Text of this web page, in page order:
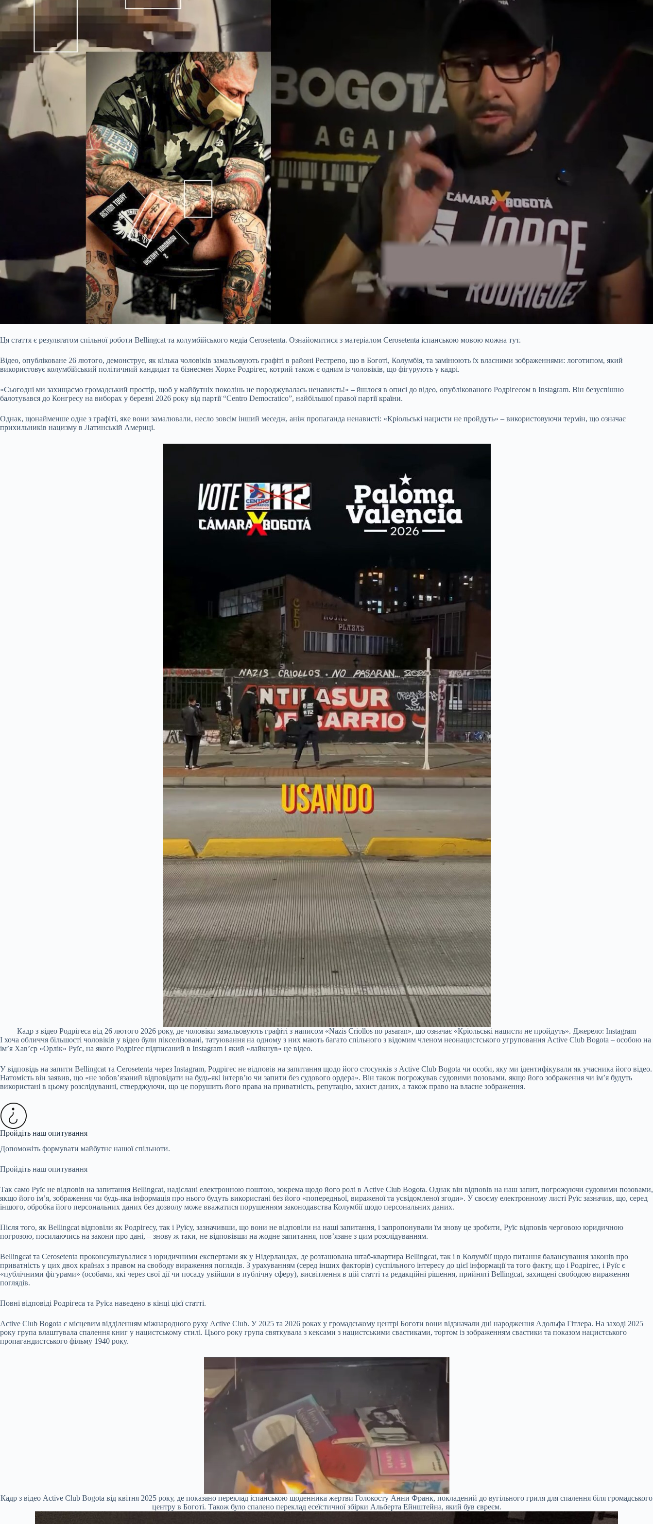
Ця стаття є результатом спільної роботи Bellingcat та колумбійського медіа Cerosetenta. Ознайомитися з матеріалом Cerosetenta іспанською мовою можна тут.
Відео, опубліковане 26 лютого, демонструє, як кілька чоловіків замальовують графіті в районі Рестрепо, що в Боготі, Колумбія, та замінюють їх власними зображеннями: логотипом, який
використовує колумбійський політичний кандидат та бізнесмен Хорхе Родрігес, котрий також є одним із чоловіків, що фігурують у кадрі.
«Сьогодні ми захищаємо громадський простір, щоб у майбутніх поколінь не породжувалась ненависть!» – йшлося в описі до відео, опублікованого Родрігесом в Instagram. Він безуспішно
балотувався до Конгресу на виборах у березні 2026 року від партії “Centro Democratico”, найбільшої правої партії країни.
Однак, щонайменше одне з графіті, яке вони замалювали, несло зовсім інший меседж, аніж пропаганда ненависті: «Кріольські нацисти не пройдуть» – використовуючи термін, що означає
прихильників нацизму в Латинській Америці.
Кадр з відео Родрігеса від 26 лютого 2026 року, де чоловіки замальовують графіті з написом «Nazis Criollos no pasaran», що означає «Кріольські нацисти не пройдуть». Джерело: Instagram
І хоча обличчя більшості чоловіків у відео були пікселізовані, татуювання на одному з них мають багато спільного з відомим членом неонацистського угруповання Active Club Bogota – особою на
ім’я Хав’єр «Орлік» Руїс, на якого Родрігес підписаний в Instagram і який «лайкнув» це відео.
У відповідь на запити Bellingcat та Cerosetenta через Instagram, Родрігес не відповів на запитання щодо його стосунків з Active Club Bogota чи особи, яку ми ідентифікували як учасника його відео.
Натомість він заявив, що «не зобов’язаний відповідати на будь-які інтерв’ю чи запити без судового ордера». Він також погрожував судовими позовами, якщо його зображення чи ім’я будуть
використані в цьому розслідуванні, стверджуючи, що це порушить його права на приватність, репутацію, захист даних, а також право на власне зображення.
Пройдіть наш опитування
Допоможіть формувати майбутнє нашої спільноти.
Пройдіть наш опитування
Так само Руїс не відповів на запитання Bellingcat, надіслані електронною поштою, зокрема щодо його ролі в Active Club Bogota. Однак він відповів на наш запит, погрожуючи судовими позовами,
якщо його ім’я, зображення чи будь-яка інформація про нього будуть використані без його «попередньої, вираженої та усвідомленої згоди». У своєму електронному листі Руїс зазначив, що, серед
іншого, обробка його персональних даних без дозволу може вважатися порушенням законодавства Колумбії щодо персональних даних.
Після того, як Bellingcat відповіли як Родрігесу, так і Руїсу, зазначивши, що вони не відповіли на наші запитання, і запропонували їм знову це зробити, Руїс відповів черговою юридичною
погрозою, посилаючись на закони про дані, – знову ж таки, не відповівши на жодне запитання, пов’язане з цим розслідуванням.
Bellingcat та Cerosetenta проконсультувалися з юридичними експертами як у Нідерландах, де розташована штаб-квартира Bellingcat, так і в Колумбії щодо питання балансування законів про
приватність у цих двох країнах з правом на свободу вираження поглядів. З урахуванням (серед інших факторів) суспільного інтересу до цієї інформації та того факту, що і Родрігес, і Руїс є
«публічними фігурами» (особами, які через свої дії чи посаду увійшли в публічну сферу), висвітлення в цій статті та редакційні рішення, прийняті Bellingcat, захищені свободою вираження
поглядів.
Повні відповіді Родрігеса та Руїса наведено в кінці цієї статті.
Active Club Bogota є місцевим відділенням міжнародного руху Active Club. У 2025 та 2026 роках у громадському центрі Боготи вони відзначали дні народження Адольфа Гітлера. На заході 2025
року група влаштувала спалення книг у нацистському стилі. Цього року група святкувала з кексами з нацистськими свастиками, тортом із зображенням свастики та показом нацистського
пропагандистського фільму 1940 року.
Кадр з відео Active Club Bogota від квітня 2025 року, де показано переклад іспанською щоденника жертви Голокосту Анни Франк, покладений до вугільного гриля для спалення біля громадського
центру в Боготі. Також було спалено переклад есеїстичної збірки Альберта Ейнштейна, який був євреєм.